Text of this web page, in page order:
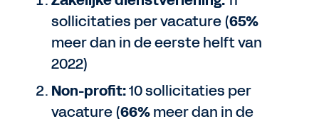
sollicitaties per vacature (65%
meer dan in de eerste helft van
2022)
Non-profit:10 sollicitaties per
vacature (66%meer dan in de